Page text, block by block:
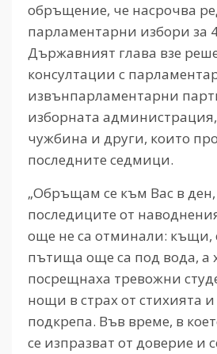
обръщение, че насрочва
парламентарни избори за
Държавният глава взе
консултации с
извънпарламентарни
изборната
чужбина и други, които
последните седмици.
„Обръщам се към Вас в ден,
последиците от
още не са отминали: къщи,
пътища още са под вода, а
посрещнаха тревожни
нощи в страх от стихията
подкрепа. Във време, в
се изпразват от доверие и